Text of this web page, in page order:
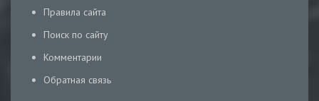
Правила сайта
Поиск по сайту
Комментарии
Обратная связь